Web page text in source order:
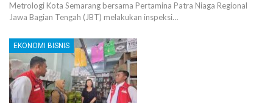
Metrologi Kota Semarang bersama Pertamina Patra Niaga Regional
Jawa Bagian Tengah (JBT) melakukan inspeksi…
EKONOMI BISNIS